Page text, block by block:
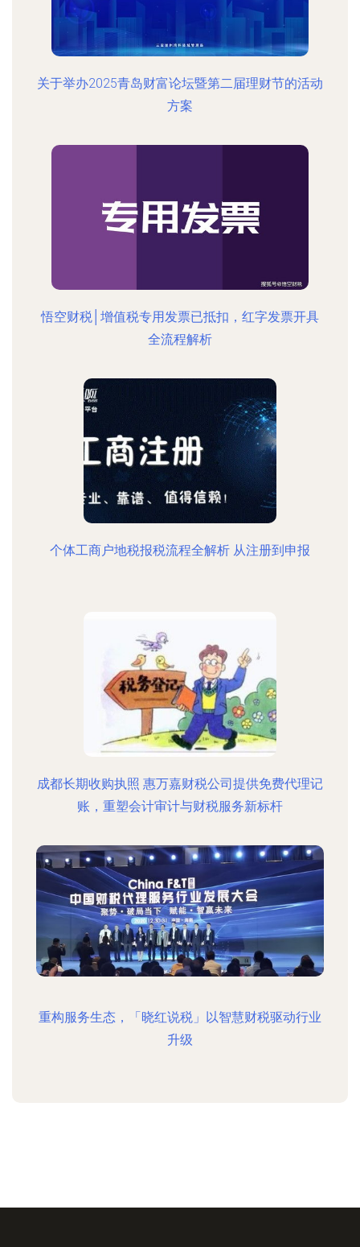
关于举办2025青岛财富论坛暨第二届理财节的活动
方案
悟空财税│增值税专用发票已抵扣，红字发票开具
全流程解析
个体工商户地税报税流程全解析 从注册到申报
成都长期收购执照 惠万嘉财税公司提供免费代理记
账，重塑会计审计与财税服务新标杆
重构服务生态，「晓红说税」以智慧财税驱动行业
升级